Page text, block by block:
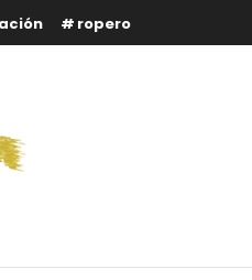
ropero